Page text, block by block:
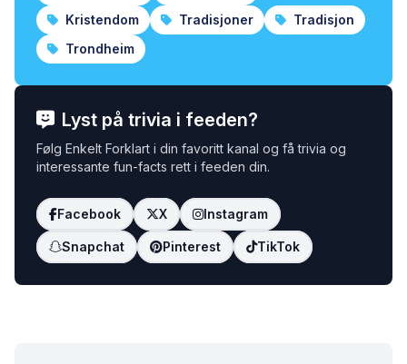
Kristendom
Tradisjoner
Tradisjon
Trondheim
Lyst på trivia i feeden?
Følg Enkelt Forklart i din favoritt kanal og få trivia og
interessante fun-facts rett i feeden din.
Facebook X Instagram
Snapchat Pinterest TikTok